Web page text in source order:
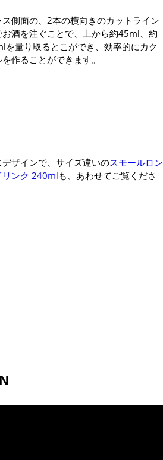
ス側面の、2本の横向きのカットライン
お酒を注ぐことで、上から約45ml、約
を量り取るとこができ、効率的にカク
作ることができます。
デザインで、サイズ違いのスモールロン
リンク 240mlも、あわせてご覧くださ